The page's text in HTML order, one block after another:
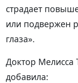
страдает
или подвержен
глаза».
Доктор Мелисса
добавила: